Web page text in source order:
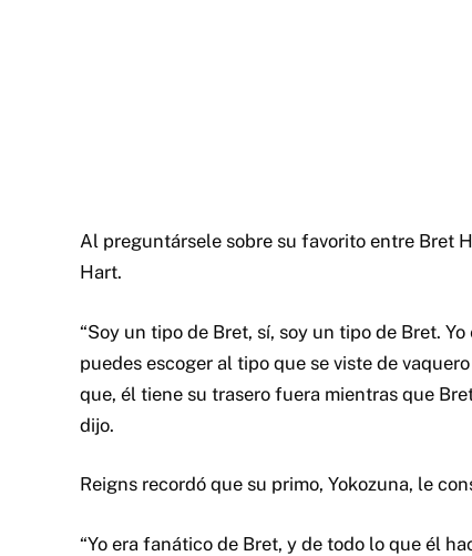
Al preguntársele sobre su favorito entre Bret
Hart.
“Soy un tipo de Bret, sí, soy un tipo de Bret.
puedes escoger al tipo que se viste de
que, él tiene su trasero fuera mientras que
dijo.
Reigns recordó que su primo, Yokozuna, le
“Yo era fanático de Bret, y de todo lo que él